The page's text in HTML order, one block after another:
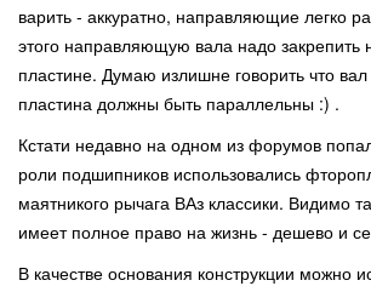
варить - аккуратно, направляющие легко
этого направляющую вала надо закрепить
пластине. Думаю излишне говорить что
пластина должны быть параллельны :) .
Кстати недавно на одном из форумов
роли подшипников использовались
маятникого рычага ВАз классики. Видимо
имеет полное право на жизнь - дешево и
В качестве основания конструкции можно